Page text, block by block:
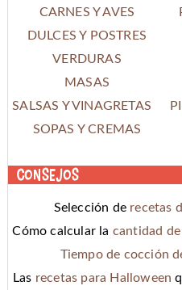
CARNES Y AVES
DULCES Y POSTRES
VERDURAS
MASAS
SALSAS Y VINAGRETAS
SOPAS Y CREMAS
Consejos
Selección de recetas
Cómo calcular la cantidad
Tiempo de cocción
Las recetas para Halloween